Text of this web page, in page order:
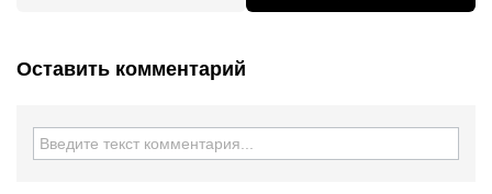
Оставить комментарий